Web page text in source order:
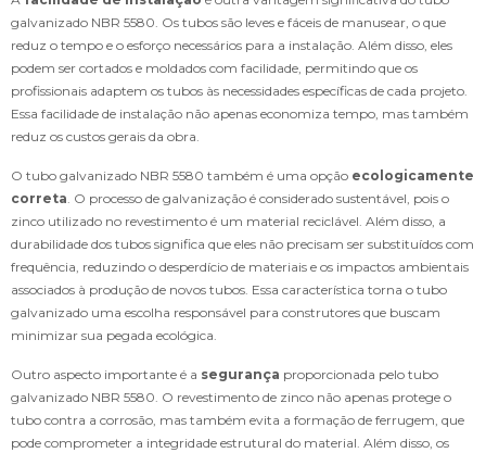
galvanizado NBR 5580. Os tubos são leves e fáceis de manusear, o que
reduz o tempo e o esforço necessários para a instalação. Além disso, eles
podem ser cortados e moldados com facilidade, permitindo que os
profissionais adaptem os tubos às necessidades específicas de cada projeto.
Essa facilidade de instalação não apenas economiza tempo, mas também
reduz os custos gerais da obra.
O tubo galvanizado NBR 5580 também é uma opção ecologicamente
correta. O processo de galvanização é considerado sustentável, pois o
zinco utilizado no revestimento é um material reciclável. Além disso, a
durabilidade dos tubos significa que eles não precisam ser substituídos com
frequência, reduzindo o desperdício de materiais e os impactos ambientais
associados à produção de novos tubos. Essa característica torna o tubo
galvanizado uma escolha responsável para construtores que buscam
minimizar sua pegada ecológica.
Outro aspecto importante é a segurança proporcionada pelo tubo
galvanizado NBR 5580. O revestimento de zinco não apenas protege o
tubo contra a corrosão, mas também evita a formação de ferrugem, que
pode comprometer a integridade estrutural do material. Além disso, os